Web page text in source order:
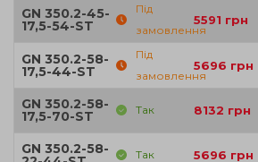
GN 350.2-45-
17,5-54-ST
Під
замовлення
5591 грн
GN 350.2-58-
17,5-44-ST
Під
замовлення
5696 грн
GN 350.2-58-
17,5-70-ST Так 8132 грн
GN 350.2-58- Так 5696 грн